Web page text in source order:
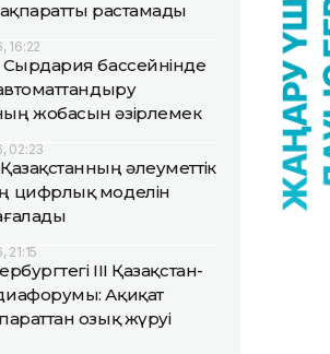
растамады
16:22
бассейнінде
жобасын әзірлемек
02:23
әлеуметтік
цифрлық моделін
21:15
III Қазақстан-
Ақиқат
озық жүруі